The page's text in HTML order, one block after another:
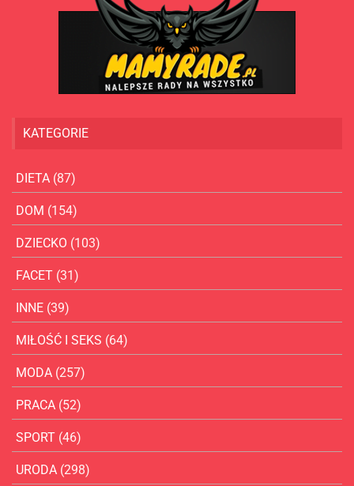
KATEGORIE
DIETA (87)
DOM (154)
DZIECKO (103)
FACET (31)
INNE (39)
MIŁOŚĆ I SEKS (64)
MODA (257)
PRACA (52)
SPORT (46)
URODA (298)